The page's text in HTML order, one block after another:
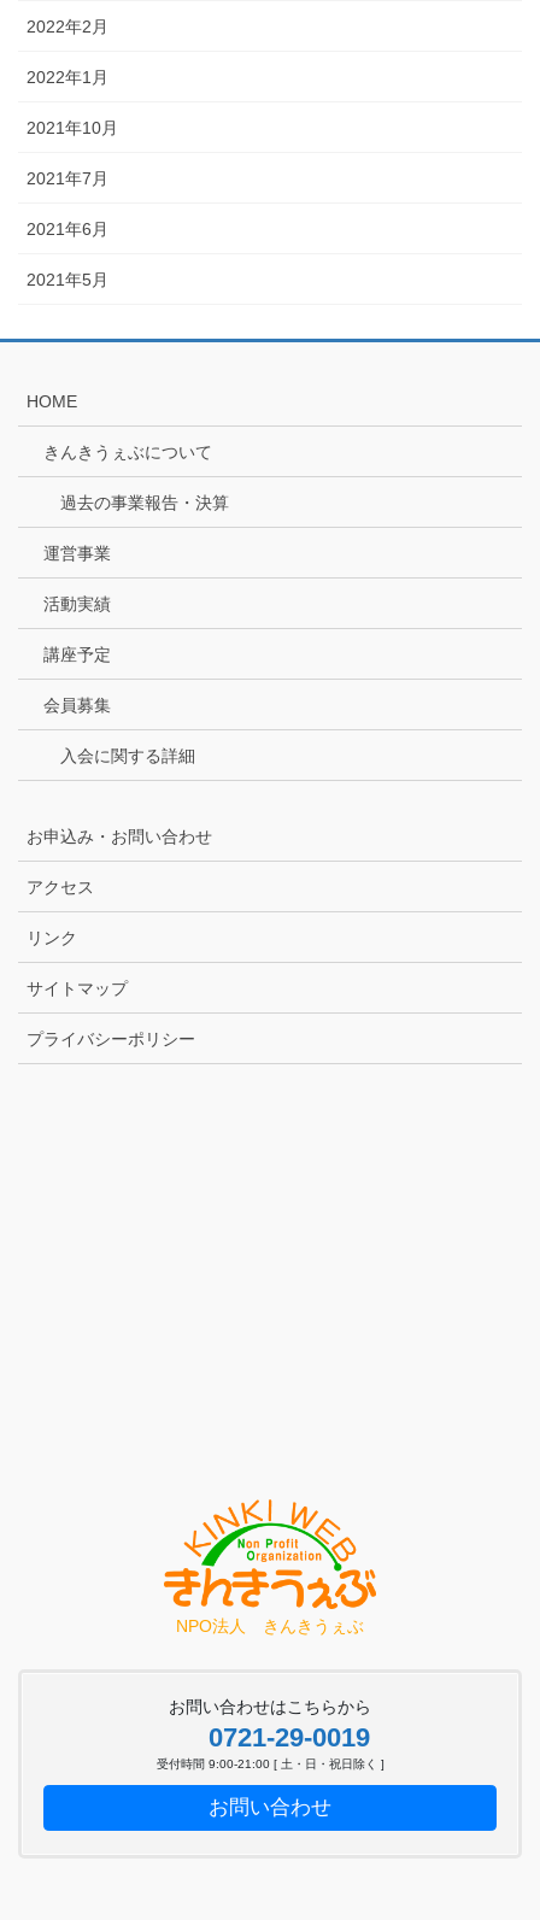
2022年2月
2022年1月
2021年10月
2021年7月
2021年6月
2021年5月
HOME
きんきうぇぶについて
過去の事業報告・決算
運営事業
活動実績
講座予定
会員募集
入会に関する詳細
お申込み・お問い合わせ
アクセス
リンク
サイトマップ
プライバシーポリシー
NPO法人 きんきうぇぶ
お問い合わせはこちらから
0721-29-0019
受付時間 9:00-21:00 [ 土・日・祝日除く ]
お問い合わせ